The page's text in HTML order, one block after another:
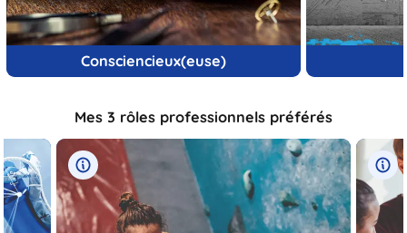
Consciencieux(euse)
Mes 3 rôles professionnels préférés